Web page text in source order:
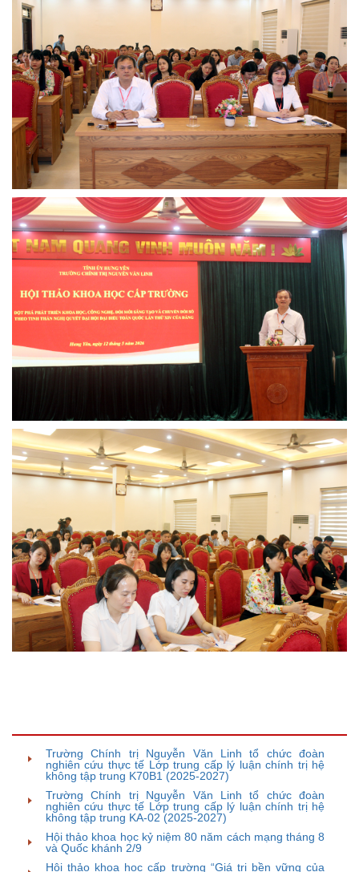
Trường Chính trị Nguyễn Văn Linh tổ chức đoàn
nghiên cứu thực tế Lớp trung cấp lý luận chính trị hệ
không tập trung K70B1 (2025-2027)
Trường Chính trị Nguyễn Văn Linh tổ chức đoàn
nghiên cứu thực tế Lớp trung cấp lý luận chính trị hệ
không tập trung KA-02 (2025-2027)
Hội thảo khoa học kỷ niệm 80 năm cách mạng tháng 8
và Quốc khánh 2/9
Hội thảo khoa học cấp trường “Giá trị bền vững của